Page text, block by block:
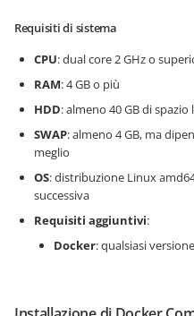
Requisiti di sistema
CPU: dual core 2 GHz o
RAM: 4 GB o più
HDD: almeno 40 GB di spazio
SWAP: almeno 4 GB, ma
meglio
OS: distribuzione Linux
successiva
Requisiti aggiuntivi:
Docker: qualsiasi